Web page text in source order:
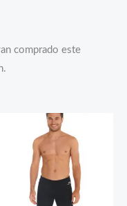
comprado este